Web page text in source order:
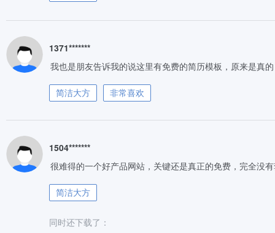
1371*******
我也是朋友告诉我的说这里有免费的简历模板，原来是真
简洁大方 非常喜欢
1504*******
很难得的一个好产品网站，关键还是真正的免费，完全没
简洁大方
同时还下载了：